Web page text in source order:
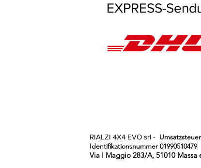
EXPRESS-
RIALZI 4X4 EVO srl -
Identifikationsnummer 01990510479
Via I Maggio 283/A, 51010 Massa